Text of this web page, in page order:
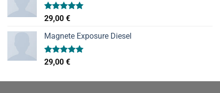
Valorado
con
de 5
29,00 €
Magnete Exposure Diesel
Valorado
con
29,00 €